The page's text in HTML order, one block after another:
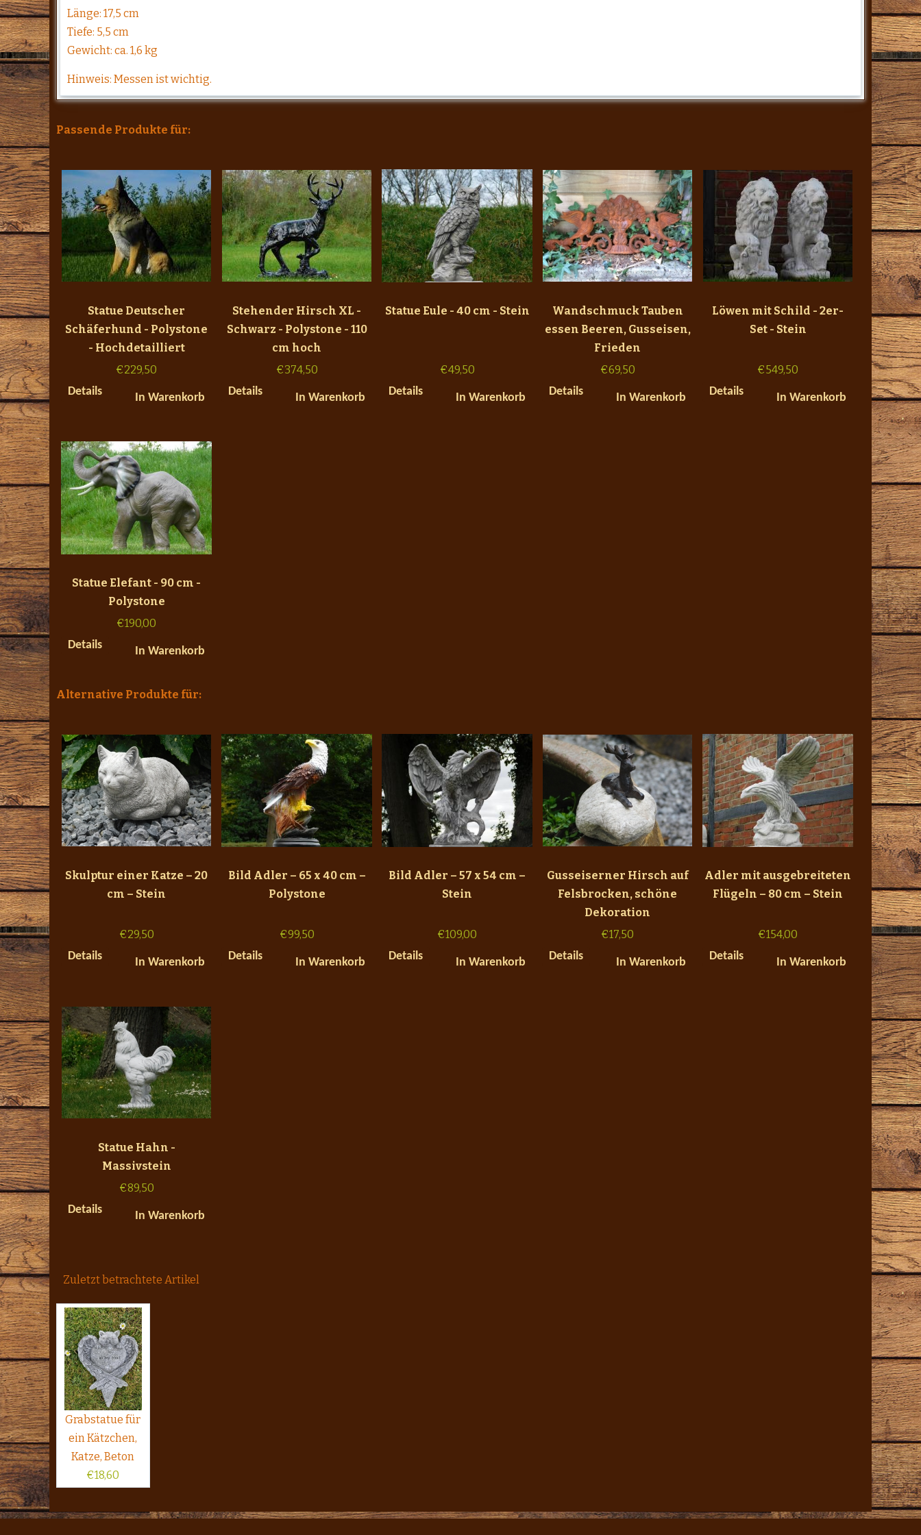
Länge: 17,5 cm
Tiefe: 5,5 cm
Gewicht: ca. 1,6 kg
Hinweis: Messen ist wichtig.
Passende Produkte für:
Statue Deutscher
Schäferhund - Polystone
- Hochdetailliert
€229,50
Details
In Warenkorb
Stehender Hirsch XL -
Schwarz - Polystone - 110
cm hoch
€374,50
Details
In Warenkorb
Statue Eule - 40 cm - Stein
€49,50
Details
In Warenkorb
Wandschmuck Tauben
essen Beeren, Gusseisen,
Frieden
€69,50
Details
In Warenkorb
Löwen mit Schild - 2er-
Set - Stein
€549,50
Details
In Warenkorb
Statue Elefant - 90 cm -
Polystone
€190,00
Details
In Warenkorb
Alternative Produkte für:
Skulptur einer Katze – 20
cm – Stein
€29,50
Details
In Warenkorb
Bild Adler – 65 x 40 cm –
Polystone
€99,50
Details
In Warenkorb
Bild Adler – 57 x 54 cm –
Stein
€109,00
Details
In Warenkorb
Gusseiserner Hirsch auf
Felsbrocken, schöne
Dekoration
€17,50
Details
In Warenkorb
Adler mit ausgebreiteten
Flügeln – 80 cm – Stein
€154,00
Details
In Warenkorb
Statue Hahn -
Massivstein
€89,50
Details
In Warenkorb
Zuletzt betrachtete Artikel
Grabstatue für
ein Kätzchen,
Katze, Beton
€18,60